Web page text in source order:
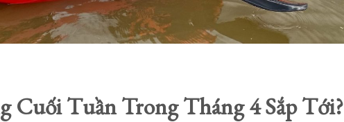
Tuần Trong Tháng 4 Sắp Tới?